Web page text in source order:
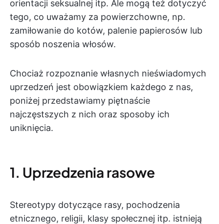
orientacji seksualnej itp. Ale mogą też dotyczyć
tego, co uważamy za powierzchowne, np.
zamiłowanie do kotów, palenie papierosów lub
sposób noszenia włosów.
Chociaż rozpoznanie własnych nieświadomych
uprzedzeń jest obowiązkiem każdego z nas,
poniżej przedstawiamy piętnaście
najczęstszych z nich oraz sposoby ich
uniknięcia.
1. Uprzedzenia rasowe
Stereotypy dotyczące rasy, pochodzenia
etnicznego, religii, klasy społecznej itp. istnieją